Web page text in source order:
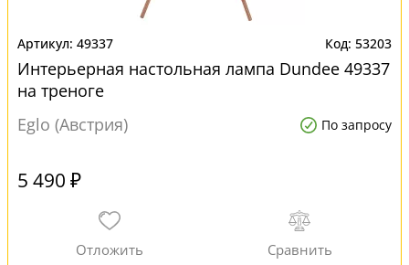
49337 53203
Интерьерная настольная лампа Dundee 49337
на треноге
Eglo (Австрия)
По запросу
5 490 ₽